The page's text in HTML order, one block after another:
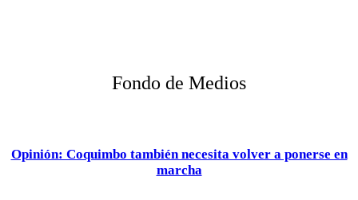
Fondo de Medios
Opinión: Coquimbo también necesita volver a ponerse en
marcha